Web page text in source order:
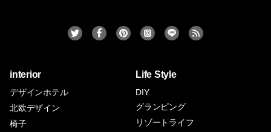
interior
デザインホテル
北欧デザイン
椅子
Life Style
DIY
グランピング
リゾートライフ